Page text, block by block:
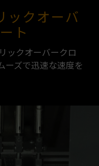
ックオーバ
ト
ックオーバークロ
ーズで迅速な速度を